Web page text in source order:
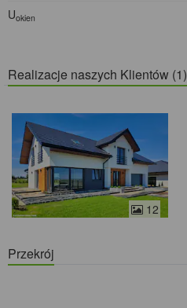
Uokien
Realizacje naszych Klientów (1)
12
Przekrój